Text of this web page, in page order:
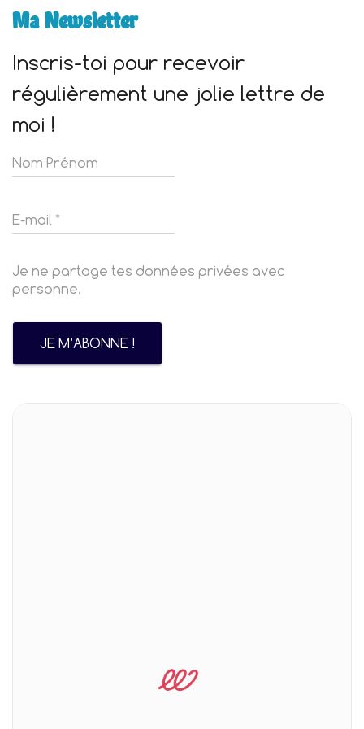
Ma Newsletter
Inscris-toi pour recevoir
régulièrement une jolie lettre de
moi !
Je ne partage tes données privées avec
personne.